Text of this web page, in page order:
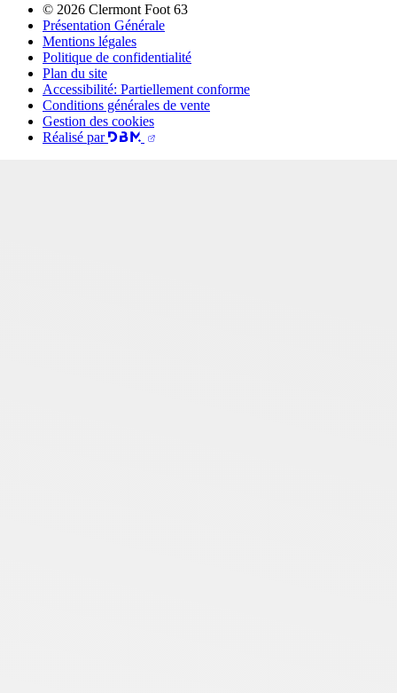
© 2026 Clermont Foot 63
Présentation Générale
Mentions légales
Politique de confidentialité
Plan du site
Accessibilité: Partiellement conforme
Conditions générales de vente
Gestion des cookies
Réalisé par